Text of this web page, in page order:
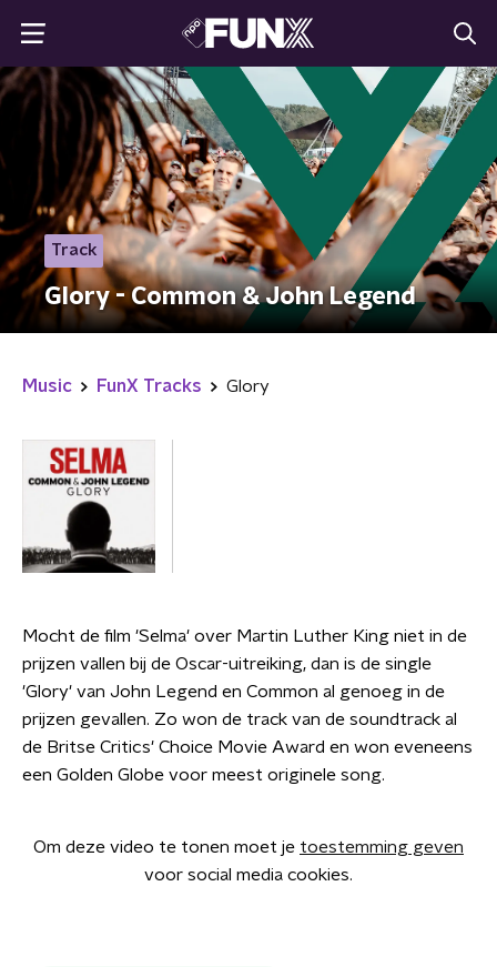
Track
Glory - Common & John Legend
Music FunX Tracks Glory
Mocht de film 'Selma' over Martin Luther King niet in de
prijzen vallen bij de Oscar-uitreiking, dan is de single
'Glory' van John Legend en Common al genoeg in de
prijzen gevallen. Zo won de track van de soundtrack al
de Britse Critics' Choice Movie Award en won eveneens
een Golden Globe voor meest originele song.
Om deze video te tonen moet je toestemming geven
voor social media cookies.